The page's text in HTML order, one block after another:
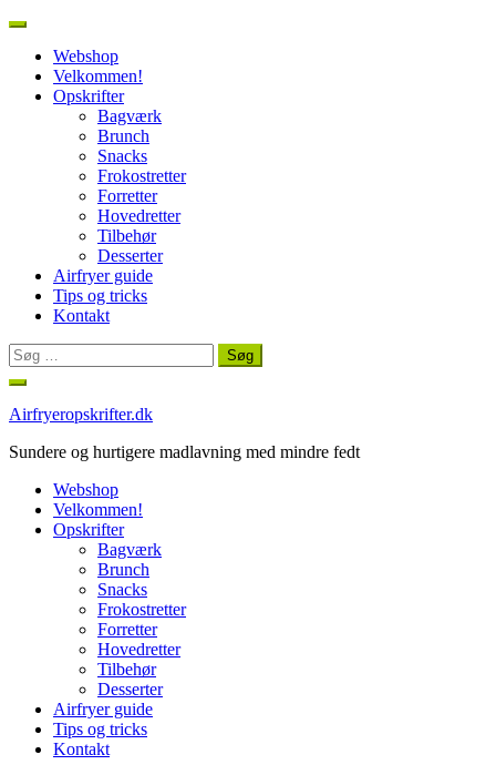
Webshop
Velkommen!
Opskrifter
Bagværk
Brunch
Snacks
Frokostretter
Forretter
Hovedretter
Tilbehør
Desserter
Airfryer guide
Tips og tricks
Kontakt
Søg
efter:
Spring
indhold
Airfryeropskrifter.dk
Sundere og hurtigere madlavning med mindre fedt
Webshop
Velkommen!
Opskrifter
Bagværk
Brunch
Snacks
Frokostretter
Forretter
Hovedretter
Tilbehør
Desserter
Airfryer guide
Tips og tricks
Kontakt